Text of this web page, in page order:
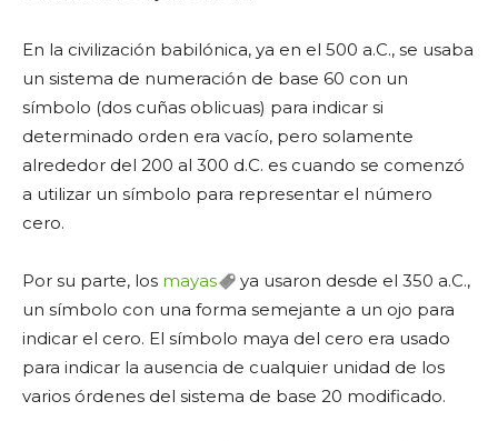
En la civilización babilónica, ya en el 500 a.C., se usaba
un sistema de numeración de base 60 con un
símbolo (dos cuñas oblicuas) para indicar si
determinado orden era vacío, pero solamente
alrededor del 200 al 300 d.C. es cuando se comenzó
a utilizar un símbolo para representar el número
cero.
Por su parte, los mayas
ya usaron desde el 350 a.C.,
un símbolo con una forma semejante a un ojo para
indicar el cero. El símbolo maya del cero era usado
para indicar la ausencia de cualquier unidad de los
varios órdenes del sistema de base 20 modificado.